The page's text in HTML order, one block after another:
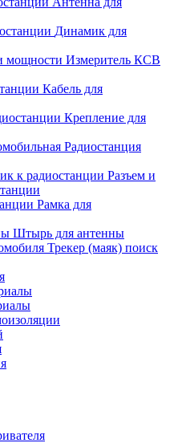
Динамик для
Измеритель КСВ
Кабель для
Крепление для
Радиостанция
Разъем и
Рамка для
Штырь для антенны
Трекер (маяк) поиск